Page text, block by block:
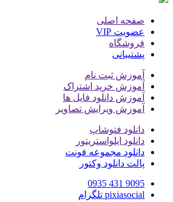
صفحه اصلی
عضویت VIP
فروشگاه
پشتیبانی
آموزش ثبت نام
آموزش خرید اشتراک
آموزش دانلود فایل ها
آموزش ویرایش تصاویر
دانلود فتوشاپ
دانلود ایلواستریتور
دانلود مجموعه فونت
پالت دانلود وکتور
9095 431 0935
pixiasocial تلگرام